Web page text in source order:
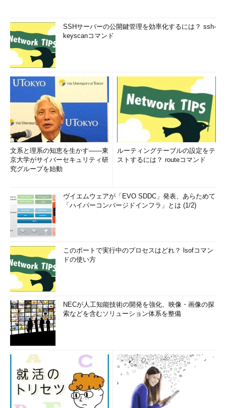
SSHサーバーの公開鍵管理を効率化するには？ ssh-
keyscanコマンド
文系と理系の知恵を生かす――東
京大学がサイバーセキュリティ研
究グループを始動
ルーティングテーブルの設定をテ
ストするには？ routeコマンド
ヴイエムウェアが「EVO SDDC」発表、あらためて
「ハイパーコンバージドインフラ」とは (1/2)
このポートで実行中のプロセスはどれ？ lsofコマン
ドの使い方
NECが人工知能技術の開発を強化、映像・画像の探
索などを含むソリューション体系を整備